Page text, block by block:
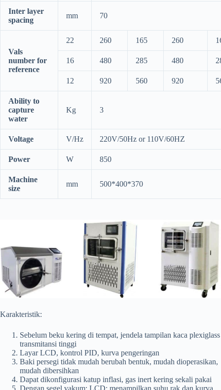
Inter layer
spacing
mm 70
Vals
number for
reference
22 260 165 260
16 480 285 480
12 920 560 920
Ability to
capture
water
Kg 3
Voltage V/Hz 220V/50Hz or 110V/60HZ
Power W 850
Machine
size
mm 500*400*370
Karakteristik:
Sebelum beku kering di tempat, jendela tampilan kaca plexiglass
transmitansi tinggi
Layar LCD, kontrol PID, kurva pengeringan
Baki persegi tidak mudah berubah bentuk, mudah dioperasikan,
mudah dibersihkan
Dapat dikonfigurasi katup inflasi, gas inert kering sekali pakai
Dengan segel vakum; LCD: menampilkan suhu rak dan kurva